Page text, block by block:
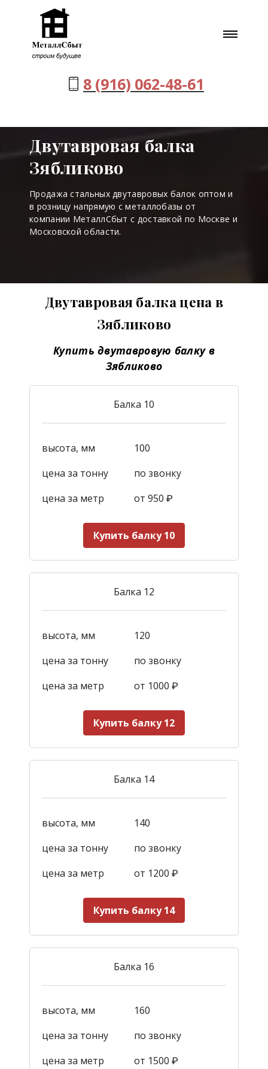
8 (916) 062-48-61
Двутавровая балка
Зябликово
Продажа стальных двутавровых балок оптом и
в розницу напрямую с металлобазы от
компании МеталлСбыт с доставкой по Москве и
Московской области.
Двутавровая балка цена в
Зябликово
Купить двутавровую балку в
Зябликово
Балка 10
высота, мм
100
цена за тонну
по звонку
цена за метр
от 950 ₽
Купить балку 10
Балка 12
высота, мм
120
цена за тонну
по звонку
цена за метр
от 1000 ₽
Купить балку 12
Балка 14
высота, мм
140
цена за тонну
по звонку
цена за метр
от 1200 ₽
Купить балку 14
Балка 16
высота, мм
160
цена за тонну
по звонку
цена за метр
от 1500 ₽